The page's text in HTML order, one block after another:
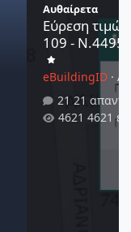
Αυθαίρετα
Εύρεση
109 -
eBuildingID·
21
4621